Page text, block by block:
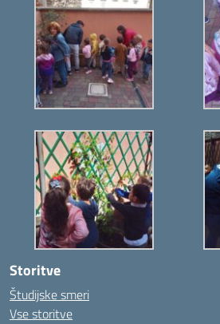
Storitve
Študijske smeri
Vse storitve